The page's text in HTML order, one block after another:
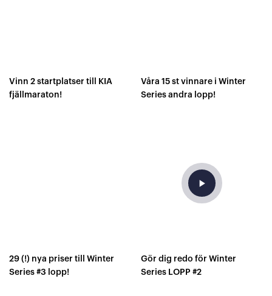
Vinn 2 startplatser till KIA
fjällmaraton!
Våra 15 st vinnare i Winter
Series andra lopp!
29 (!) nya priser till Winter
Series #3 lopp!
play_arrow
Gör dig redo för Winter
Series LOPP #2